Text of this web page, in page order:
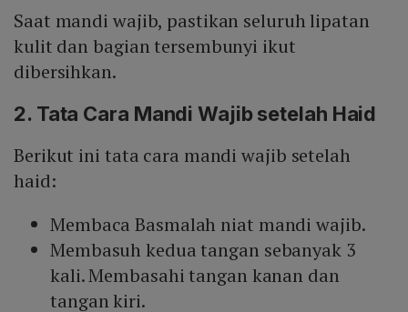
Saat mandi wajib, pastikan seluruh lipatan
kulit dan bagian tersembunyi ikut
dibersihkan.
2. Tata Cara Mandi Wajib setelah Haid
Berikut ini tata cara mandi wajib setelah
haid:
Membaca Basmalah niat mandi wajib.
Membasuh kedua tangan sebanyak 3
kali. Membasahi tangan kanan dan
tangan kiri.